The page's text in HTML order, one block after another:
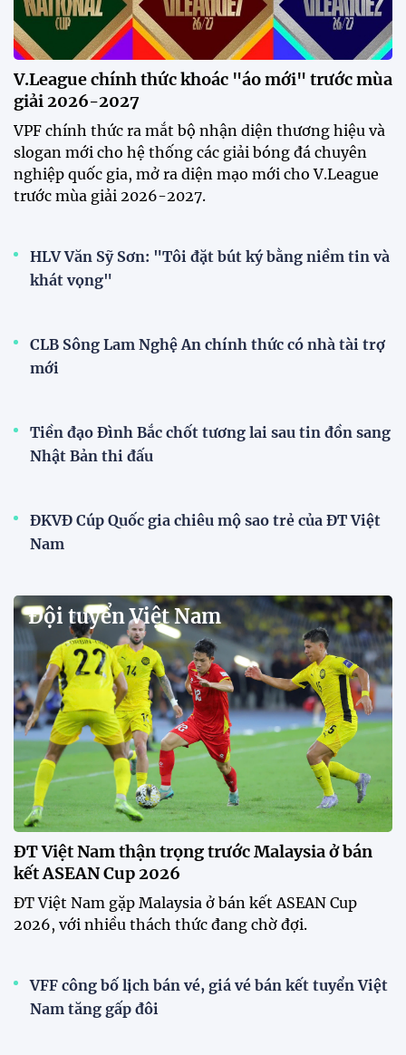
V.League chính thức khoác "áo mới" trước mùa
giải 2026-2027
VPF chính thức ra mắt bộ nhận diện thương hiệu và
slogan mới cho hệ thống các giải bóng đá chuyên
nghiệp quốc gia, mở ra diện mạo mới cho V.League
trước mùa giải 2026-2027.
HLV Văn Sỹ Sơn: "Tôi đặt bút ký bằng niềm tin và
khát vọng"
CLB Sông Lam Nghệ An chính thức có nhà tài trợ
mới
Tiền đạo Đình Bắc chốt tương lai sau tin đồn sang
Nhật Bản thi đấu
ĐKVĐ Cúp Quốc gia chiêu mộ sao trẻ của ĐT Việt
Nam
Đội tuyển Việt Nam
ĐT Việt Nam thận trọng trước Malaysia ở bán
kết ASEAN Cup 2026
ĐT Việt Nam gặp Malaysia ở bán kết ASEAN Cup
2026, với nhiều thách thức đang chờ đợi.
VFF công bố lịch bán vé, giá vé bán kết tuyển Việt
Nam tăng gấp đôi